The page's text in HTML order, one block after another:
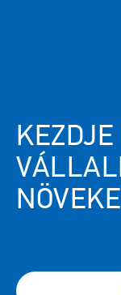
KEZDJE